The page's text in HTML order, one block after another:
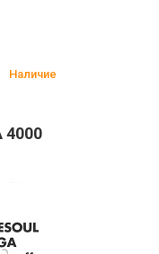
Наличие
4000